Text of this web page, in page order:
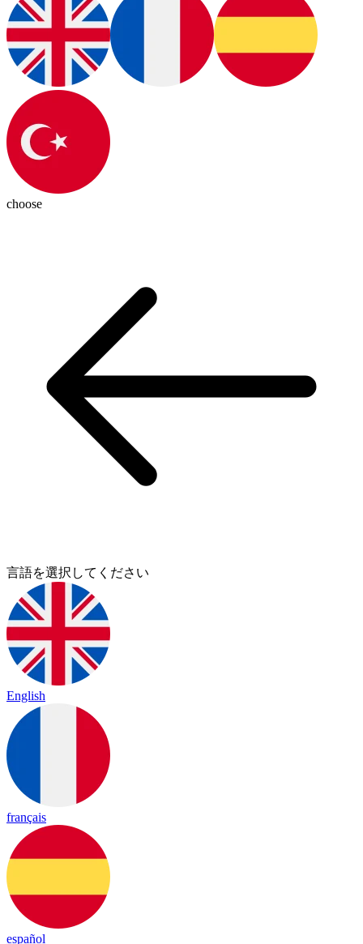
choose
言語を選択してください
English
français
español